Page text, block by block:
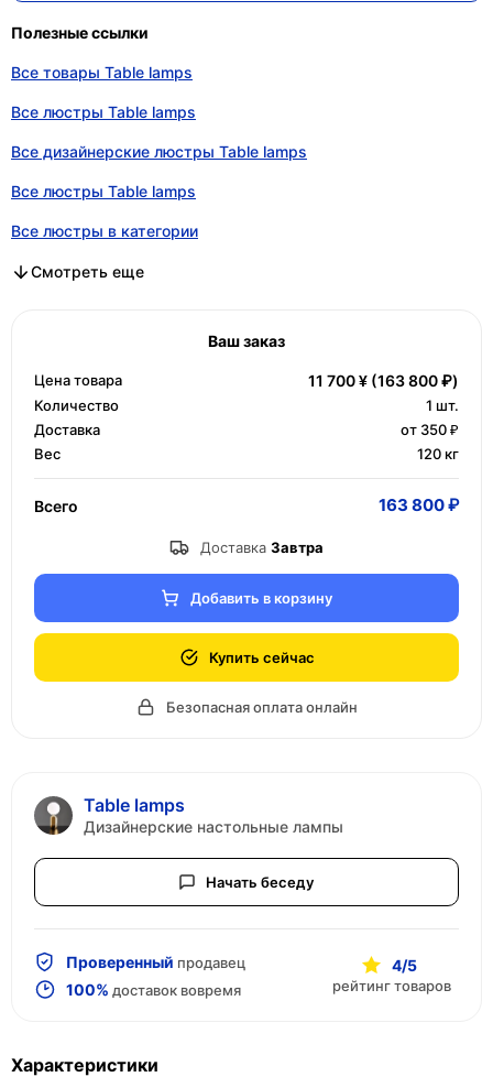
Полезные ссылки
Все товары Table lamps
Все люстры Table lamps
Все дизайнерские люстры Table lamps
Все люстры Table lamps
Все люстры в категории
Все дизайнерские люстры в категории
Все люстры в категории
Смотреть еще
Ваш заказ
Цена товара 11 700 ¥ (163 800 ₽)
Количество 1 шт.
Доставка
от 350 ₽
Вес
120 кг
Всего 163 800 ₽
Доставка Завтра
Добавить в корзину
Купить сейчас
Безопасная оплата онлайн
Table lamps
Дизайнерские настольные лампы
Начать беседу
Проверенный продавец
100% доставок вовремя
4/5
рейтинг товаров
Характеристики